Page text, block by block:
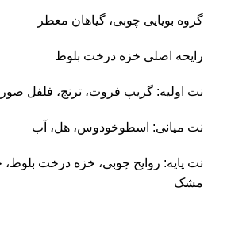
گروه بویایی چوبی، گیاهان معطر
رایحه اصلی خزه درخت بلوط
نت اولیه: گریپ فروت، ترنج، فلفل
نت میانی: اسطوخودوس، هل، آب
نت پایه: روایح چوبی، خزه درخت
مشک